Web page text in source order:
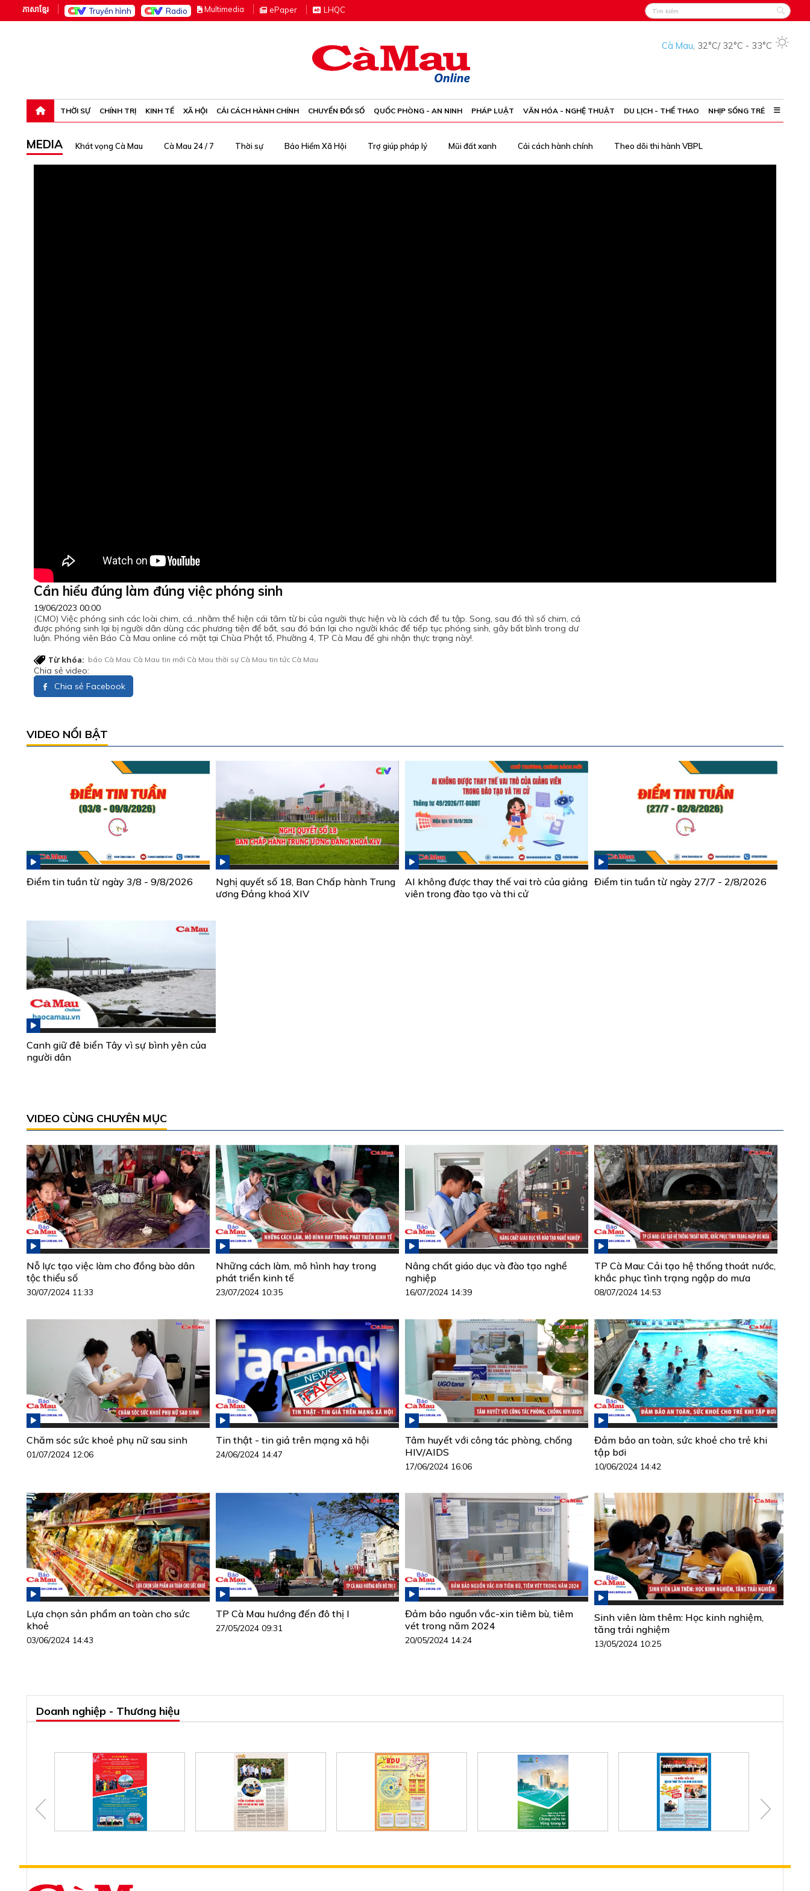
ភាសាខ្មែរ Truyền hình Radio Multimedia ePaper LHQC
Cà Mau, 32°C/ 32°C - 33°C
THỜI SỰ CHÍNH TRỊ KINH TẾ XÃ HỘI CẢI CÁCH HÀNH CHÍNH CHUYỂN ĐỔI SỐ QUỐC PHÒNG - AN NINH PHÁP LUẬT VĂN HÓA - NGHỆ THUẬT DU LỊCH - THỂ THAO NHỊP SỐNG TRẺ
MEDIA Khát vọng Cà Mau Cà Mau 24 / 7 Thời sự Bảo Hiểm Xã Hội Trợ giúp pháp lý Mũi đất xanh Cải cách hành chính Theo dõi thi hành VBPL
Cần hiểu đúng làm đúng việc phóng sinh
19/06/2023 00:00
(CMO) Việc phóng sinh các loài chim, cá…nhằm thể hiện cái tâm từ bi của người thực hiện và là cách để tu tập. Song, sau đó thì số chim, cá
được phóng sinh lại bị người dân dùng các phương tiện để bắt, sau đó bán lại cho người khác để tiếp tục phóng sinh, gây bất bình trong dư
luận. Phóng viên Báo Cà Mau online có mặt tại Chùa Phật tổ, Phường 4, TP Cà Mau để ghi nhận thực trạng này!.
Từ khóa: báo Cà Mau Cà Mau tin mới Cà Mau thời sự Cà Mau tin tức Cà Mau
Chia sẻ video:
Chia sẻ Facebook
VIDEO NỔI BẬT
Điểm tin tuần từ ngày 3/8 - 9/8/2026
Nghị quyết số 18, Ban Chấp hành Trung
ương Đảng khoá XIV
AI không được thay thế vai trò của giảng
viên trong đào tạo và thi cử
Điểm tin tuần từ ngày 27/7 - 2/8/2026
Canh giữ đê biển Tây vì sự bình yên của
người dân
VIDEO CÙNG CHUYÊN MỤC
Nỗ lực tạo việc làm cho đồng bào dân
tộc thiểu số
30/07/2024 11:33
Những cách làm, mô hình hay trong
phát triển kinh tế
23/07/2024 10:35
Nâng chất giáo dục và đào tạo nghề
nghiệp
16/07/2024 14:39
TP Cà Mau: Cải tạo hệ thống thoát nước,
khắc phục tình trạng ngập do mưa
08/07/2024 14:53
Chăm sóc sức khoẻ phụ nữ sau sinh
01/07/2024 12:06
Tin thật - tin giả trên mạng xã hội
24/06/2024 14:47
Tâm huyết với công tác phòng, chống
HIV/AIDS
17/06/2024 16:06
Đảm bảo an toàn, sức khoẻ cho trẻ khi
tập bơi
10/06/2024 14:42
Lựa chọn sản phẩm an toàn cho sức
khoẻ
03/06/2024 14:43
TP Cà Mau hướng đến đô thị I
27/05/2024 09:31
Đảm bảo nguồn vắc-xin tiêm bù, tiêm
vét trong năm 2024
20/05/2024 14:24
Sinh viên làm thêm: Học kinh nghiệm,
tăng trải nghiệm
13/05/2024 10:25
Doanh nghiệp - Thương hiệu